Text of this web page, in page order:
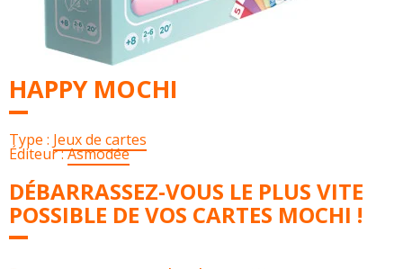
HAPPY MOCHI
Type : Jeux de cartes
Éditeur :Asmodée
DÉBARRASSEZ-VOUS LE PLUS VITE
POSSIBLE DE VOS CARTES MOCHI !